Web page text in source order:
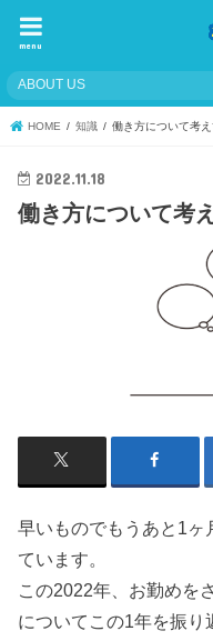
menu
ABOUT US
HOME 知識 働き方について考
2022.11.18
働き方について考
早いものでもうあと1ヶ
ています。
この2022年、お勤めを
についてこの1年を振り